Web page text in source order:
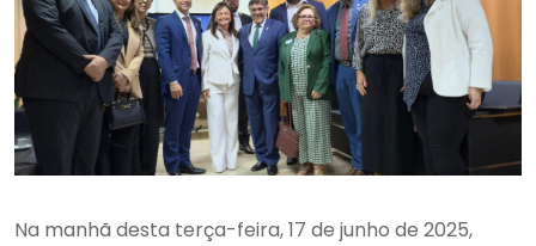
Na manhã desta terça-feira, 17 de junho de 2025,